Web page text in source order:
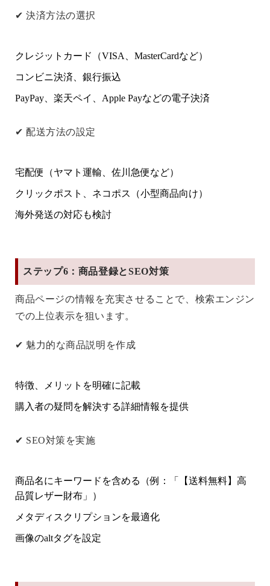
✔決済方法の選択
クレジットカード（VISA、MasterCardなど）
コンビニ決済、銀行振込
PayPay、楽天ペイ、Apple Payなどの電子決済
✔ 配送方法の設定
宅配便（ヤマト運輸、佐川急便など）
クリックポスト、ネコポス（小型商品向け）
海外発送の対応も検討
ステップ6：商品登録とSEO対策
商品ページの情報を充実させることで、検索エンジン
での上位表示を狙います。
✔ 魅力的な商品説明を作成
特徴、メリットを明確に記載
購入者の疑問を解決する詳細情報を提供
✔ SEO対策を実施
商品名にキーワードを含める（例：「【送料無料】高
品質レザー財布」）
メタディスクリプションを最適化
画像のaltタグを設定